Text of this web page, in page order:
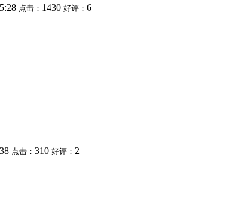
点击： 1430 好评： 6
点击： 310 好评： 2